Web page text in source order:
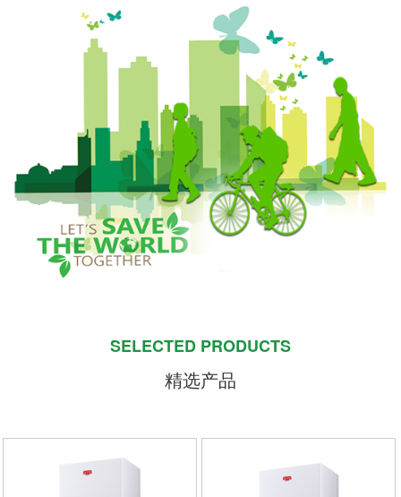
SELECTED PRODUCTS
精选产品